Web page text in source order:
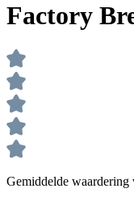
Factory
Gemiddelde waardering